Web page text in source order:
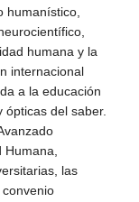
humanístico,
humana y la
internacional
a la educación
del saber.
las
convenio